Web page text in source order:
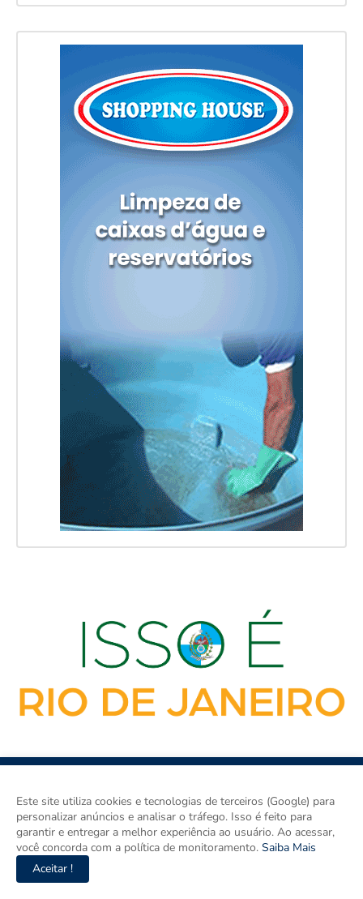
ISSO É RIO DE JANEIRO é o site de notícias do Rio de Janeiro e
um espaço para discutir o Rio de Janeiro e o Brasil. Aqui tem
informação de verdade com imparcialidade. Os principais temas
Este site utiliza cookies e tecnologias de terceiros (Google) para
personalizar anúncios e analisar o tráfego. Isso é feito para
garantir e entregar a melhor experiência ao usuário. Ao acessar,
você concorda com a política de monitoramento. Saiba Mais
Aceitar !